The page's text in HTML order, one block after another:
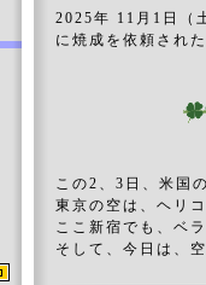
2025年 11月1日
に焼成を依頼され
この2、3日、米国
東京の空は、ヘリ
ここ新宿でも、ベ
そして、今日は、